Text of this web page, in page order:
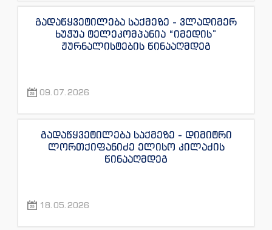
გადაწყვეტილება საქმეზე - ვლადიმერ
ხუჭუა ტელეკომპანია “იმედის”
ჟურნალისტების წინააღმდეგ
09.07.2026
გადაწყვეტილება საქმეზე - დიმიტრი
ლორთქიფანიძე ელისო კილაძის
წინააღმდეგ
18.05.2026